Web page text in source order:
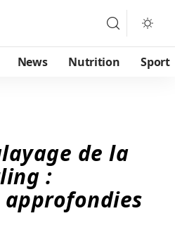
News Nutrition Sport
de la
: